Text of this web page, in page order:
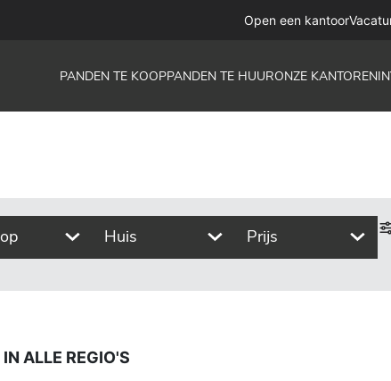
Open een kantoor
PANDEN TE KOOPPANDEN TE HUURONZE KANTOREN
Huis Prijs
ALLE REGIO'S